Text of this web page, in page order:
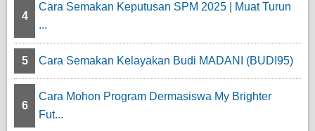
4
Cara Semakan Keputusan SPM 2025 | Muat Turun
...
5 Cara Semakan Kelayakan Budi MADANI (BUDI95)
6
Cara Mohon Program Dermasiswa My Brighter
Fut...